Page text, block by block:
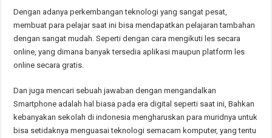
Dengan adanya perkembangan teknologi yang sangat pesat,
membuat para pelajar saat ini bisa mendapatkan pelajaran tambahan
dengan sangat mudah. Seperti dengan cara mengikuti les secara
online, yang dimana banyak tersedia aplikasi maupun platform les
online secara gratis.
Dan juga mencari sebuah jawaban dengan mengandalkan
Smartphone adalah hal biasa pada era digital seperti saat ini, Bahkan
kebanyakan sekolah di indonesia mengharuskan para muridnya untuk
bisa setidaknya menguasai teknologi semacam komputer, yang tentu